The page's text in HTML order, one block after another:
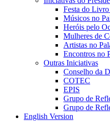
Festa do
Músicos no
Heróis pelo
Mulheres de
Artistas no
Encontros no
Outras Iniciativas
Conselho da
COTEC
EPIS
Grupo de
Grupo de
English Version